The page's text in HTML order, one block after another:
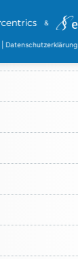
&
Datenschutzerklärung